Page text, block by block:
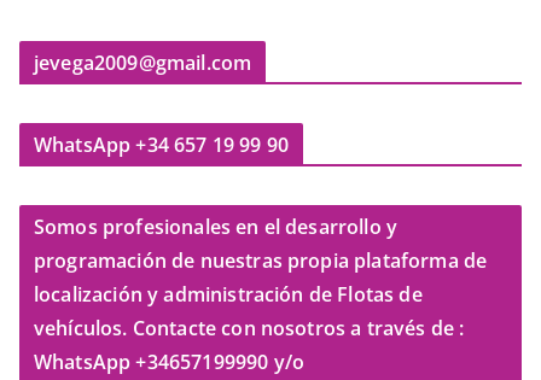
jevega2009@gmail.com
WhatsApp +34 657 19 99 90
Somos profesionales en el desarrollo y
programación de nuestras propia plataforma de
localización y administración de Flotas de
vehículos. Contacte con nosotros a través de :
WhatsApp +34657199990 y/o